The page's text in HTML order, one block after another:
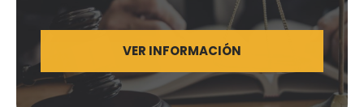
VER INFORMACIÓN